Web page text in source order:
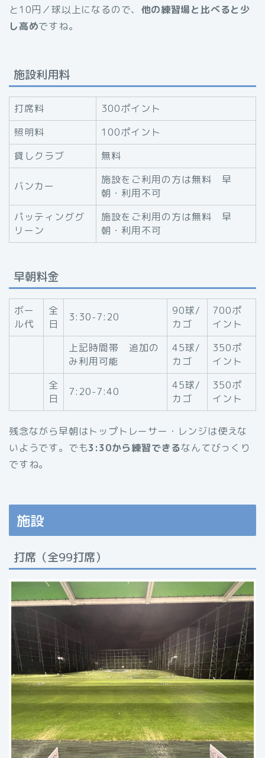
と10円／球以上になるので、 他の練習場と比べると少
し高めですね。
施設利用料
打席料
300ポイント
照明料
100ポイント
貸しクラブ
無料
バンカー
施設をご利用の方は無料 早
朝・利用不可
パッティンググ
リーン
施設をご利用の方は無料 早
朝・利用不可
早朝料金
ボー
ル代
全
日
3:30-7:20
90球/
カゴ
700ポ
イント
上記時間帯 追加の
み利用可能
45球/
カゴ
350ポ
イント
全
日
7:20-7:40
45球/
カゴ
350ポ
イント
残念ながら早朝はトップトレーサー・レンジは使えな
いようです。でも3:30から練習できるなんてびっくり
ですね。
施設
打席（全99打席）